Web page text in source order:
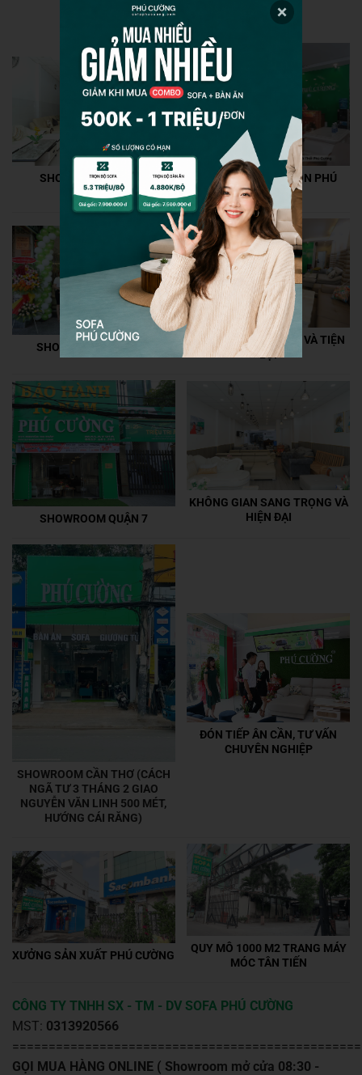
nghiệm dịch vụ tốt nhất.
SHOWROOM GÒ VẤP
+100 SAO VIỆT CHỌN PHÚ
CƯỜNG
SHOWROOM QUẬN 10
MUA SẮM THOẢI MÁI VÀ TIỆN
LỢI
SHOWROOM QUẬN 7
KHÔNG GIAN SANG TRỌNG VÀ
HIỆN ĐẠI
SHOWROOM CẦN THƠ (CÁCH
NGÃ TƯ 3 THÁNG 2 GIAO
NGUYỄN VĂN LINH 500 MÉT,
HƯỚNG CÁI RĂNG)
ĐÓN TIẾP ÂN CẦN, TƯ VẤN
CHUYÊN NGHIỆP
XƯỞNG SẢN XUẤT PHÚ CƯỜNG
QUY MÔ 1000 M2 TRANG MÁY
MÓC TÂN TIẾN
CÔNG TY TNHH SX - TM - DV SOFA PHÚ CƯỜNG
MST: 0313920566
GỌI MUA HÀNG ONLINE ( Showroom mở cửa 08:30 -